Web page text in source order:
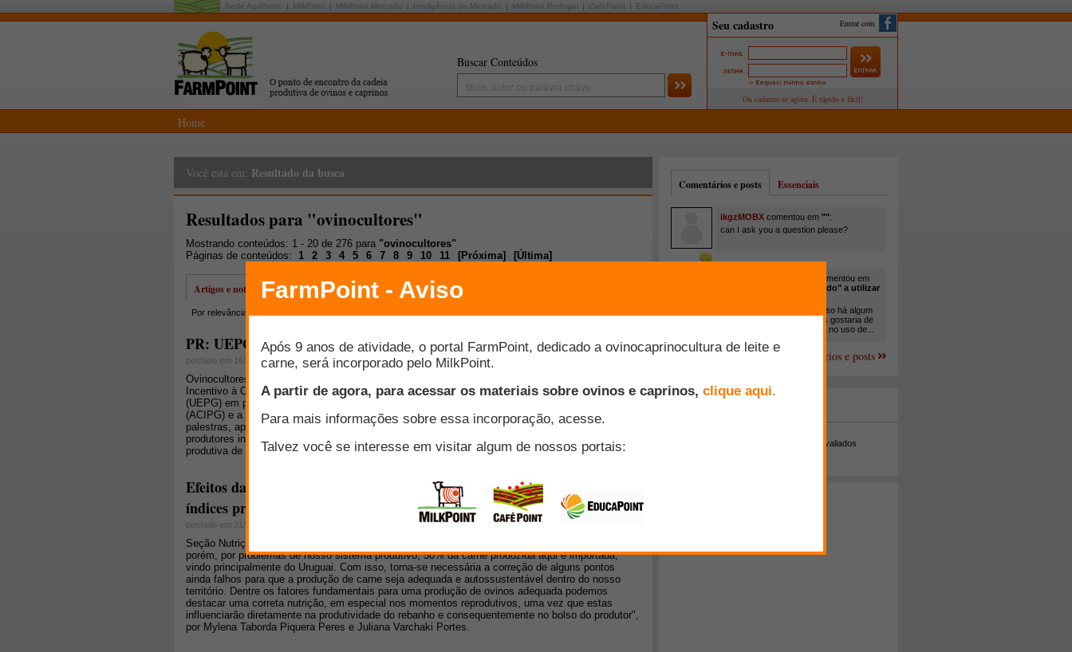
Rede AgriPoint: MilkPoint MilkPoint Mercado Inteligência de Mercado MilkPoint Portugal CaféPoint EducaPoint
Buscar Conteúdos
Entrar com
Home
Você está em: Resultado da busca
Resultados para "ovinocultores"
Mostrando conteúdos: 1 - 20 de 276 para "ovinocultores"
Páginas de conteúdos:
1 2 3 4 5 6 7 8 9 10 11 [Próxima] [Última]
Artigos e notícias
Por relevância
PR: UEPG promove encontro de incentivo à ovinocultura
postado em 16/04/2015
Ovinocultores de todo o País vão participar, em 8 de maio, do 1º Encontro Mercadológico de
Incentivo à Ovinocultura/Floresta, promovido pela Universidade Estadual de Ponta Grossa
(UEPG) em parceria com a Associação Comercial, Industrial e Empresarial de Ponta Grossa
(ACIPG) e a Federação da Agricultura do Estado do Paraná (Faep). Com uma programação de
palestras, apresentação de casos de sucesso, debates e degustação, o evento apresentará aos
produtores inovações tecnológicas que podem dar maior eficiência e sustentabilidade à cadeia
produtiva de ovinos.
Efeitos da restrição nutricional durante a gestação de ovelhas sobre os
índices produtivos do rebanho - Parte I de III
postado em 21/11/2014
Seção Nutrição: "O consumo de carne ovina vem crescendo e ganhando destaque no Brasil,
porém, por problemas de nosso sistema produtivo, 50% da carne produzida aqui é importada,
vindo principalmente do Uruguai. Com isso, torna-se necessária a correção de alguns pontos
ainda falhos para que a produção de carne seja adequada e autossustentável dentro do nosso
território. Dentre os fatores fundamentais para uma produção de ovinos adequada podemos
destacar uma correta nutrição, em especial nos momentos reprodutivos, uma vez que estas
influenciarão diretamente na produtividade do rebanho e consequentemente no bolso do produtor",
por Mylena Taborda Piquera Peres e Juliana Varchaki Portes.
Comentários e posts Essenciais
ikgzMOBX comentou em "":
can I ask you a question please?
comentou em
"Você está sendo "obrigado" a utilizar
Em minha propriedade, já uso há algum
tempo cana com ureia, mas gostaria de
um melhor aprofundamento no uso de...
Mais comentários e posts
Melhor avaliados